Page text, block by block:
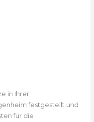
in Ihrer
festgestellt und
für die